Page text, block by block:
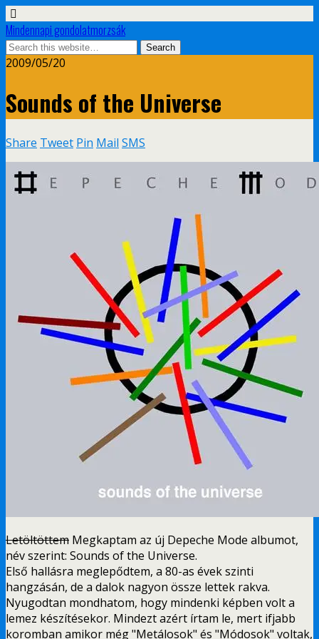
Mindennapi gondolatmorzsák
2009/05/20
Sounds of the Universe
Share Tweet Pin Mail SMS
Letöltöttem Megkaptam az új Depeche Mode albumot,
név szerint: Sounds of the Universe.
Első hallásra meglepődtem, a 80-as évek szinti
hangzásán, de a dalok nagyon össze lettek rakva.
Nyugodtan mondhatom, hogy mindenki képben volt a
lemez készítésekor. Mindezt azért írtam le, mert ifjabb
koromban amikor még "Metálosok" és "Módosok" voltak,